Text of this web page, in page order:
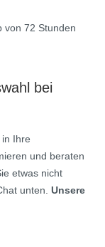
von 72 Stunden
bei
Ihre
und beraten
etwas nicht
unten. Unsere